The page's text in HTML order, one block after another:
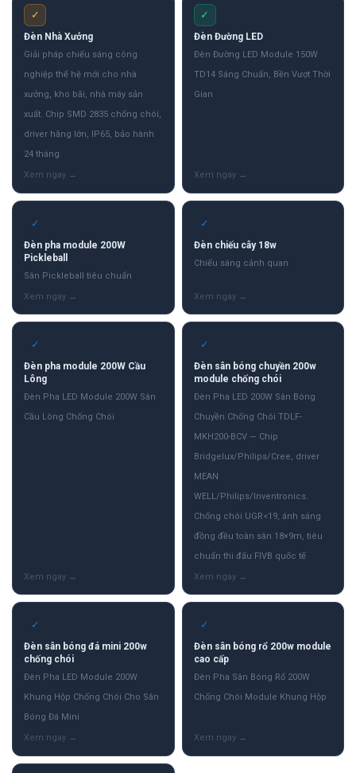
✓
Đèn Nhà Xưởng
Giải pháp chiếu sáng công
nghiệp thế hệ mới cho nhà
xưởng, kho bãi, nhà máy sản
xuất. Chip SMD 2835 chống chói,
driver hãng lớn, IP65, bảo hành
24 tháng.
✓
Đèn Đường LED
Đèn Đường LED Module 150W
TD14 Sáng Chuẩn, Bền Vượt Thời
Gian
✓
Đèn pha module 200W
Pickleball
Sân Pickleball tiêu chuẩn
✓
Đèn chiếu cây 18w
Chiếu sáng cảnh quan
✓
Đèn pha module 200W Cầu
Lông
Đèn Pha LED Module 200W Sân
Cầu Lông Chống Chói
✓
Đèn sân bóng chuyền 200w
module chống chói
Đèn Pha LED 200W Sân Bóng
Chuyền Chống Chói TDLF-
MKH200-BCV — Chip
Bridgelux/Philips/Cree, driver
MEAN
WELL/Philips/Inventronics.
Chống chói UGR<19, ánh sáng
đồng đều toàn sân 18×9m, tiêu
chuẩn thi đấu FIVB quốc tế
✓
Đèn sân bóng đá mini 200w
chống chói
Đèn Pha LED Module 200W
Khung Hộp Chống Chói Cho Sân
Bóng Đá Mini
✓
Đèn sân bóng rổ 200w module
cao cấp
Đèn Pha Sân Bóng Rổ 200W
Chống Chói Module Khung Hộp